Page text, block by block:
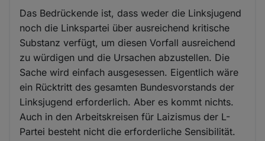
Das Bedrückende ist, dass weder die Linksjugend
noch die Linkspartei über ausreichend kritische
Substanz verfügt, um diesen Vorfall ausreichend
zu würdigen und die Ursachen abzustellen. Die
Sache wird einfach ausgesessen. Eigentlich wäre
ein Rücktritt des gesamten Bundesvorstands der
Linksjugend erforderlich. Aber es kommt nichts.
Auch in den Arbeitskreisen für Laizismus der L-
Partei besteht nicht die erforderliche Sensibilität.